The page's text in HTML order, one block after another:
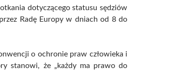
dotyczącego statusu sędziów
Radę Europy w dniach od 8 do
o ochronie praw człowieka i
stanowi, że „każdy ma prawo do